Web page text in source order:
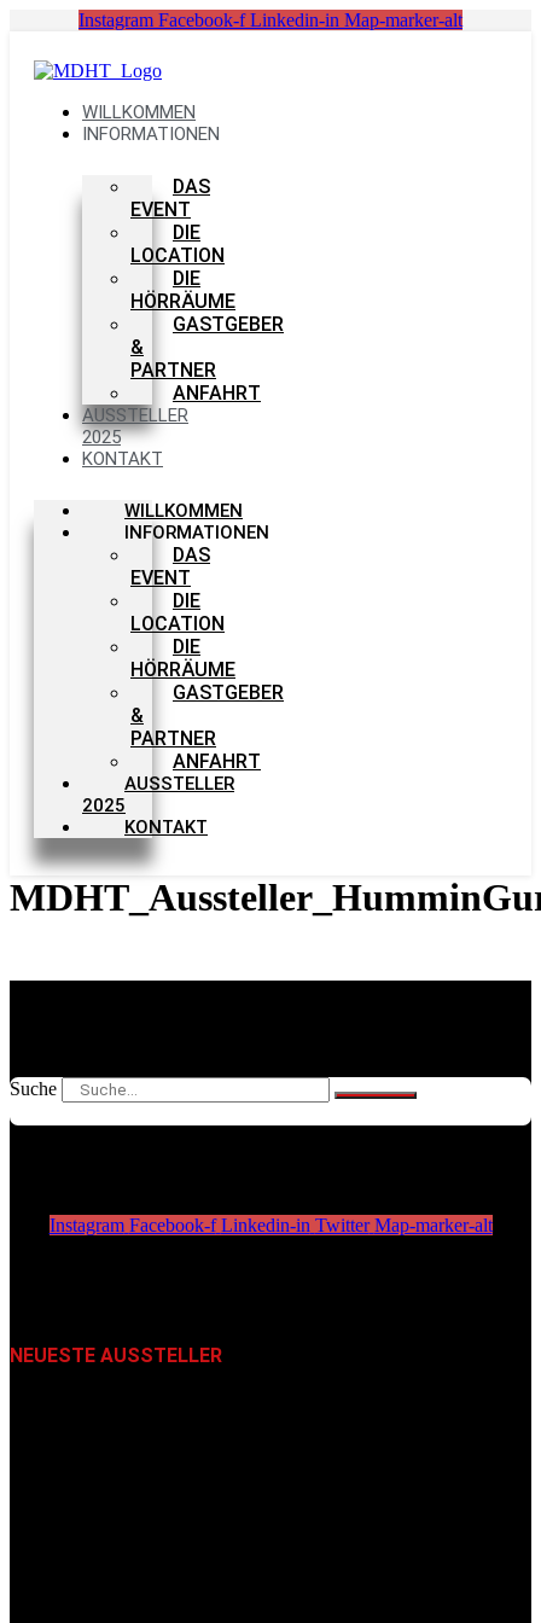
springen
Instagram Facebook-f Linkedin-in Map-marker-alt
WILLKOMMEN
INFORMATIONEN
DAS
EVENT
DIE
LOCATION
DIE
HÖRRÄUME
GASTGEBER
&
PARTNER
ANFAHRT
AUSSTELLER
2025
KONTAKT
WILLKOMMEN
INFORMATIONEN
DAS
EVENT
DIE
LOCATION
DIE
HÖRRÄUME
GASTGEBER
&
PARTNER
ANFAHRT
AUSSTELLER
2025
KONTAKT
Suche
Instagram Facebook-f Linkedin-in Twitter Map-marker-alt
NEUESTE AUSSTELLER